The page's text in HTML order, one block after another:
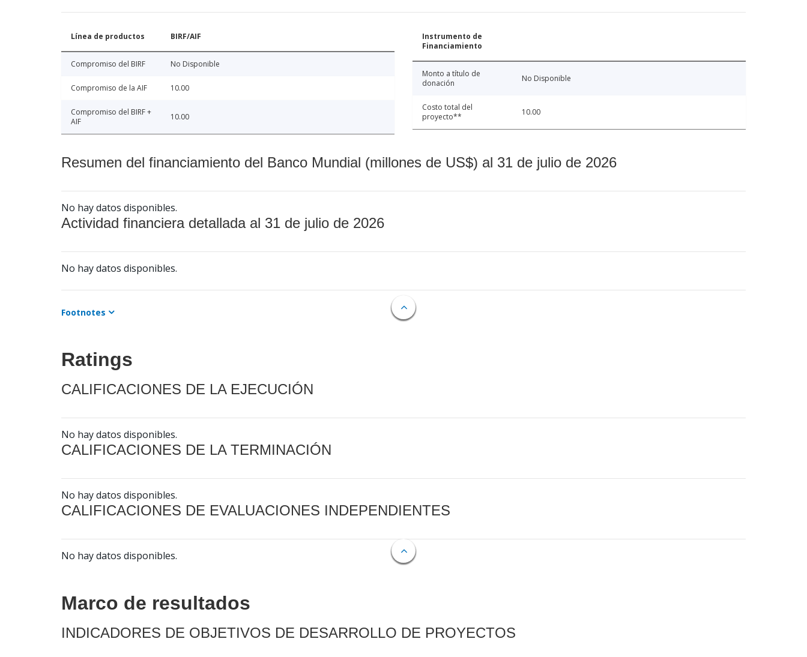
Línea de productos BIRF/AIF
Compromiso del BIRF No Disponible
Compromiso de la AIF 10.00
Compromiso del BIRF +
AIF
10.00
Instrumento de
Financiamiento
Monto a título de
donación
No Disponible
Costo total del
proyecto**
10.00
Resumen del financiamiento del Banco Mundial (millones de US$) al 31 de julio de 2026
No hay datos disponibles.
Actividad financiera detallada al 31 de julio de 2026
No hay datos disponibles.
Footnotes
Ratings
CALIFICACIONES DE LA EJECUCIÓN
No hay datos disponibles.
CALIFICACIONES DE LA TERMINACIÓN
No hay datos disponibles.
CALIFICACIONES DE EVALUACIONES INDEPENDIENTES
No hay datos disponibles.
Marco de resultados
INDICADORES DE OBJETIVOS DE DESARROLLO DE PROYECTOS